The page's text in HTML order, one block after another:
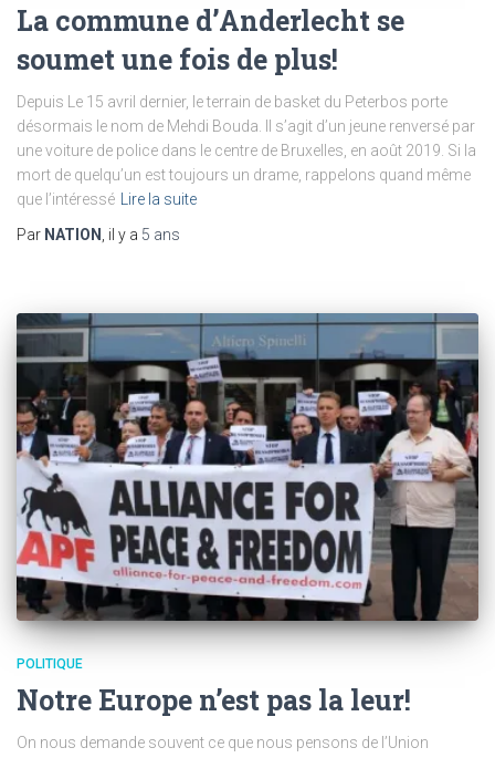
La commune d’Anderlecht se
soumet une fois de plus!
Depuis Le 15 avril dernier, le terrain de basket du Peterbos porte
désormais le nom de Mehdi Bouda. Il s’agit d’un jeune renversé par
une voiture de police dans le centre de Bruxelles, en août 2019. Si la
mort de quelqu’un est toujours un drame, rappelons quand même
que l’intéressé Lire la suite
Par NATION , il y a 5 ans
POLITIQUE
Notre Europe n’est pas la leur!
On nous demande souvent ce que nous pensons de l’Union